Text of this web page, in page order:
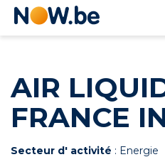
Lien
AIR
FRANCE
Secteur d' activité : Energie